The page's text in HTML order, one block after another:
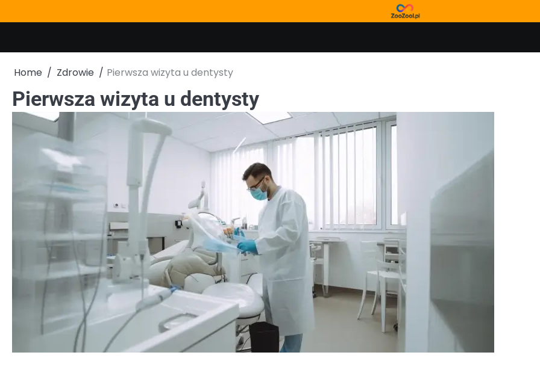
to
Home Zdrowie Pierwsza wizyta u dentysty
Pierwsza wizyta u dentysty